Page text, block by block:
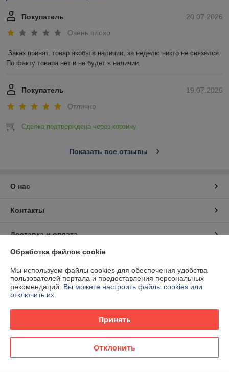
20.07.2026
Покупатель
Очень плохо
Заказ принят, товар якобы в наличии, за неделю никто не связался.
По факту товара нет и не будет в наличии.
19.07.2026
Покупатель
Отлично
Сделка подтверждена через корзину
Показать все отзывы
О нас
Контакты
Доставка и оплата
График работы
Полная версия сайта
Сайт создан на платформе Deal.by
Обработка файлов cookie
Мы используем файлы cookies для обеспечения удобства
пользователей портала и предоставления персональных
рекомендаций. Вы можете настроить файлы cookies или
отключить их.
Принять
Отклонить